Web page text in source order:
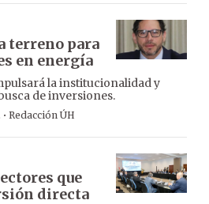
terreno para
en energía
la institucionalidad y
de inversiones.
· Redacción ÚH
que
directa